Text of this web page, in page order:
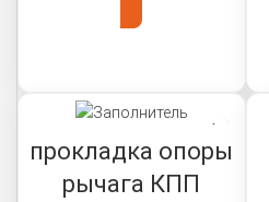
прокладка опоры
рычага КПП